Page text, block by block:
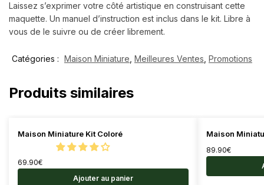
Laissez s’exprimer votre côté artistique en construisant cette
maquette. Un manuel d’instruction est inclus dans le kit. Libre à
vous de le suivre ou de créer librement.
Catégories : Maison Miniature Meilleures Ventes Promotions
Produits similaires
Maison Miniature Kit Coloré
69.90€
Ajouter au panier
Maison
89.90€